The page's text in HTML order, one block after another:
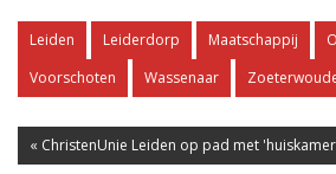
Leiden Leiderdorp Maatschappij
Voorschoten
Wassenaar
« ChristenUnie Leiden op pad met